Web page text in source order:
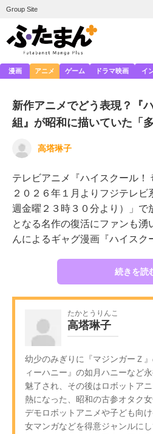
Group Site
漫画 アニメ ゲーム ドラマ映画 イ
新作アニメでどう表現？『
組』が昭和に描いていた「
高塔琳子
テレビアニメ『ハイスクール！
２０２６年１月よりフジテレ
週金曜２３時３０分より）」で
となる名作の復活にファンも
んによるギャグ漫画『ハイス
続きを読
たかとうりんこ
高塔琳子
幼少のみぎりに『マジンガーＺ
ィーハニー』の如月ハニーなど
魅了され、その後はロボットア
熱になった、昭和の古参オタク
デモロボットアニメや子ども向
女マンガなどを得意ジャンルに